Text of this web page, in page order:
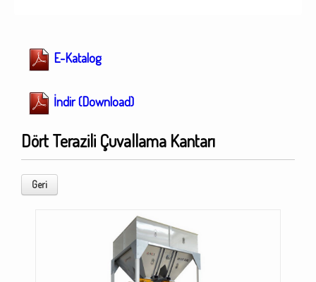
E-Katalog
İndir (Download)
Dört Terazili Çuvallama Kantarı
Geri